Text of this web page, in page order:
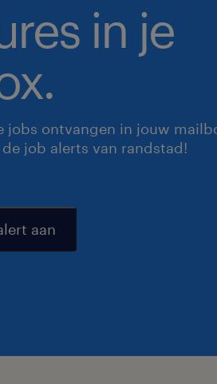
in je
jobs ontvangen in jouw
job alerts van randstad!
aan